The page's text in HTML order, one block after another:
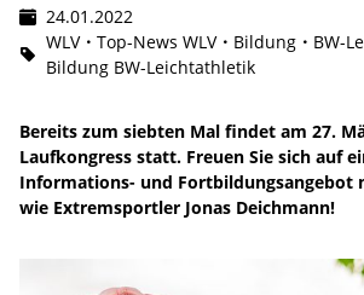
24.01.2022
WLV
Top-News WLV Bildung
BW-
Bildung BW-Leichtathletik
Bereits zum siebten Mal findet am 27.
Laufkongress statt. Freuen Sie sich auf
Informations- und Fortbildungsangebot
wie Extremsportler Jonas Deichmann!